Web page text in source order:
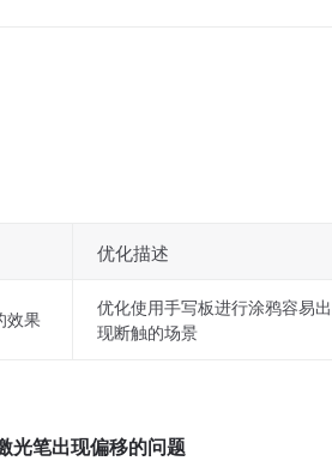
优化描述
效果
优化使用手写板进行涂鸦容易出
现断触的场景
光笔出现偏移的问题